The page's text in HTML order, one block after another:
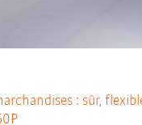
: sûr,